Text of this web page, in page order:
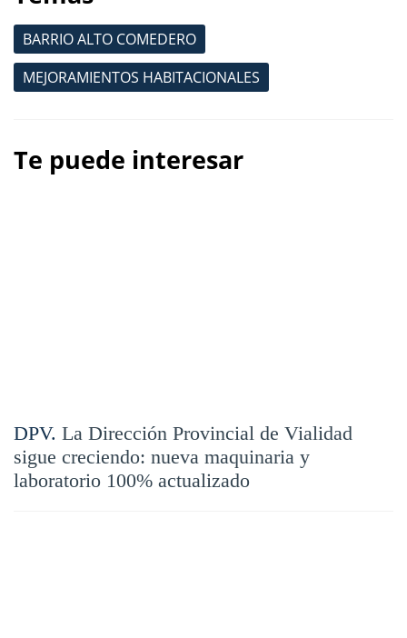
BARRIO ALTO COMEDERO
MEJORAMIENTOS HABITACIONALES
Te puede interesar
DPV. La Dirección Provincial de Vialidad
sigue creciendo: nueva maquinaria y
laboratorio 100% actualizado